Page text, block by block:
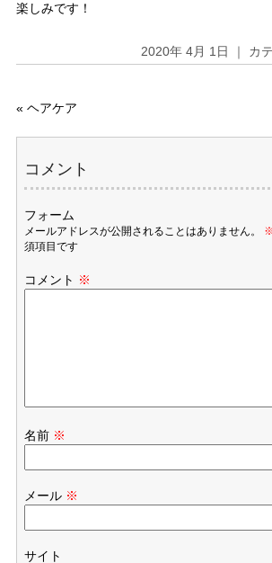
楽しみです！
2020年 4月 1日 ｜ カ
« ヘアケア
コメント
フォーム
メールアドレスが公開されることはありません。
須項目です
コメント ※
名前 ※
メール ※
サイト